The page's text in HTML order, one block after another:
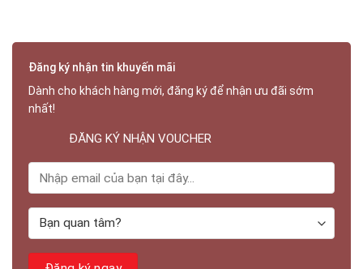
Đăng ký nhận tin khuyến mãi
Dành cho khách hàng mới, đăng ký để nhận ưu đãi sớm
nhất!
ĐĂNG KÝ NHẬN VOUCHER